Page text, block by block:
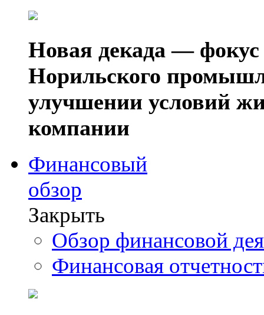
Новая декада — фокус
Норильского
улучшении условий
компании
Финансовый
обзор
Закрыть
Обзор финансовой
Финансовая